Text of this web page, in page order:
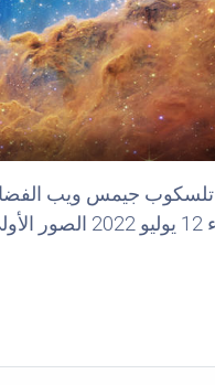
تلسكوب جيمس ويب
الثلاثاء 12